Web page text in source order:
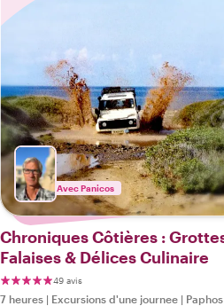
Avec Panicos
Chroniques Côtières :
Falaises & Délices Culinaire
49 avis
7 heures | Excursions d'une journee | Paphos